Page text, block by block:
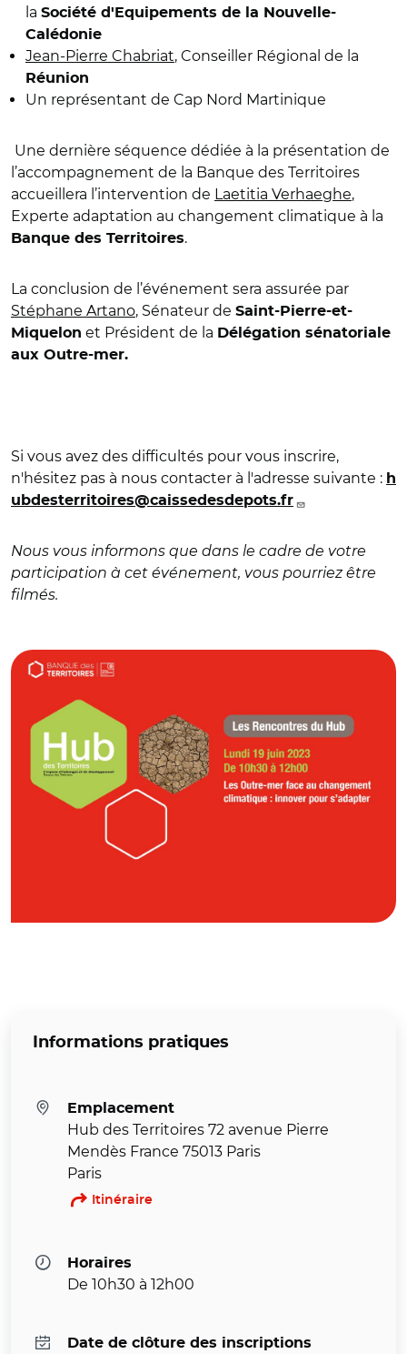
la Société d'Equipements de la Nouvelle-
Calédonie
Jean-Pierre Chabriat, Conseiller Régional de la
Réunion
Un représentant de Cap Nord Martinique
Une dernière séquence dédiée à la présentation de
l’accompagnement de la Banque des Territoires
accueillera l’intervention de Laetitia Verhaeghe,
Experte adaptation au changement climatique à la
Banque des Territoires.
La conclusion de l’événement sera assurée par
Stéphane Artano, Sénateur de Saint-Pierre-et-
Miquelon et Président de la Délégation sénatoriale
aux Outre-mer.
Si vous avez des difficultés pour vous inscrire,
n'hésitez pas à nous contacter à l'adresse suivante : h
ubdesterritoires@caissedesdepots.fr
Nous vous informons que dans le cadre de votre
participation à cet événement, vous pourriez être
filmés.
Informations pratiques
Emplacement
Hub des Territoires 72 avenue Pierre
Mendès France 75013 Paris
Paris
Itinéraire
Horaires
De 10h30 à 12h00
Date de clôture des inscriptions